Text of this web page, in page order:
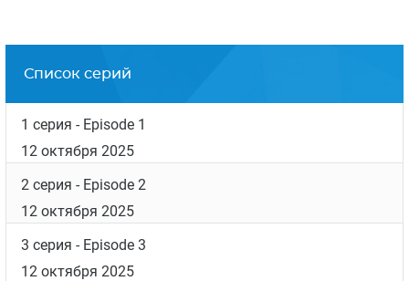
Список серий
1 серия - Episode 1
12 октября 2025
2 серия - Episode 2
12 октября 2025
3 серия - Episode 3
12 октября 2025